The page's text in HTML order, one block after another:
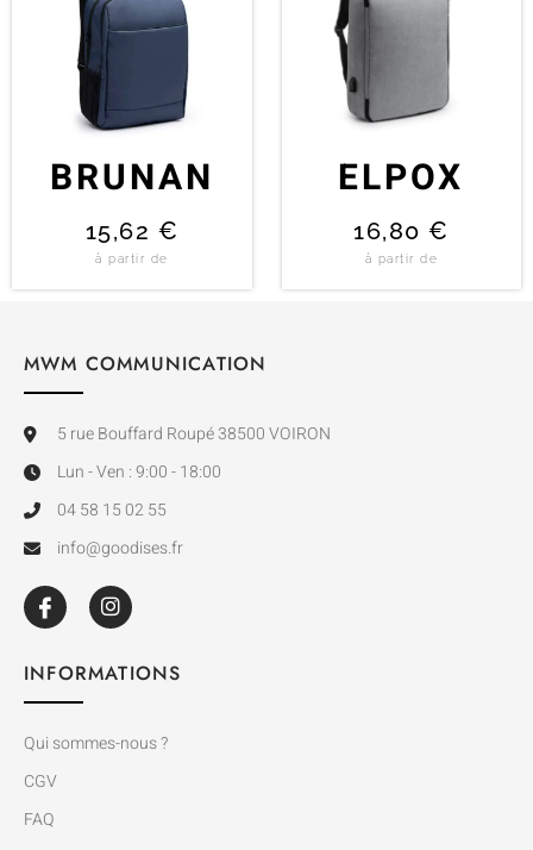
BRUNAN
15,62 €
à partir de
ELPOX
16,80 €
à partir de
MWM COMMUNICATION
5 rue Bouffard Roupé 38500 VOIRON
Lun - Ven : 9:00 - 18:00
04 58 15 02 55
info@goodises.fr
INFORMATIONS
Qui sommes-nous ?
CGV
FAQ